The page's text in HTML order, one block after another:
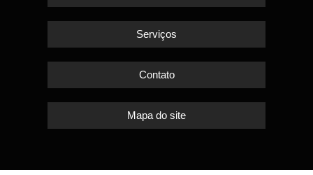
Serviços
Contato
Mapa do site